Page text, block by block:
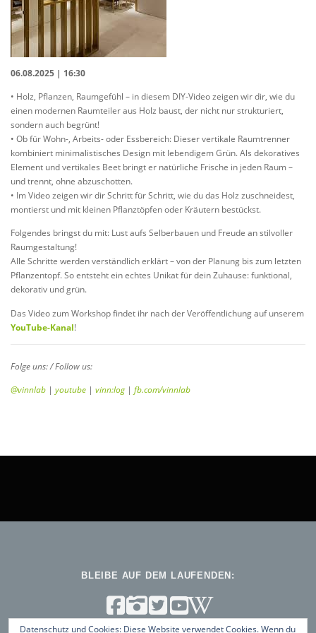
06.08.2025 | 16:30
• Holz, Pflanzen, Raumgefühl – in diesem DIY-Video zeigen wir dir, wie du
einen modernen Raumteiler aus Holz baust, der nicht nur strukturiert,
sondern auch begrünt!
• Ob für Wohn-, Arbeits- oder Essbereich: Dieser vertikale Raumtrenner
kombiniert minimalistisches Design mit lebendigem Grün. Als dekoratives
Element und vertikales Beet bringt er natürliche Frische in jeden Raum –
und trennt, ohne abzuschotten.
• Im Video zeigen wir dir Schritt für Schritt, wie du das Holz zuschneidest,
montierst und mit kleinen Pflanztöpfen oder Kräutern bestückst.
Folgendes bringst du mit: Lust aufs Selberbauen und Freude an stilvoller
Raumgestaltung!
Alle Schritte werden verständlich erklärt – von der Planung bis zum letzten
Pflanzentopf. So entsteht ein echtes Unikat für dein Zuhause: funktional,
dekorativ und grün.
Das Video zum Workshop findet ihr nach der Veröffentlichung auf unserem
YouTube-Kanal!
Folge uns: / Follow us:
@vinnlab | youtube | vinn:log | fb.com/vinnlab
BLEIBE AUF DEM LAUFENDEN:
Datenschutz und Cookies: Diese Website verwendet Cookies. Wenn du